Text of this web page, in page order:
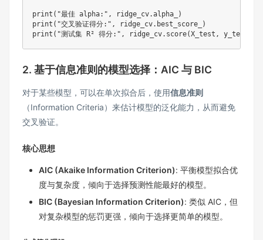
print ( "最佳 alpha:" , ridge_cv.alpha_
)
print ( "交叉验证得分:" , ridge_cv. best_score_
)
print ( "测试集 R² 得分:" , ridge_cv. score(X_test , y_test
2. 基于信息准则的模型选择：AIC 与 BIC
对于某些模型，可以在单次拟合后，使用信息准则
（Information Criteria）来估计模型的泛化能力，从而避免
交叉验证。
核心思想
AIC (Akaike Information Criterion): 平衡模型拟合优
度与复杂度，倾向于选择预测性能最好的模型。
BIC (Bayesian Information Criterion): 类似 AIC，但
对复杂模型的惩罚更强，倾向于选择更简单的模型。